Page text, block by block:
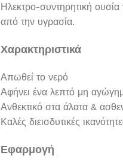
Ηλεκτρο-συντηρητική
από την υγρασία.
Χαρακτηριστικά
Απωθεί το νερό
Αφήνει ένα λεπτό μη
Ανθεκτικό στα άλατα &
Καλές διεισδυτικές
Εφαρμογή